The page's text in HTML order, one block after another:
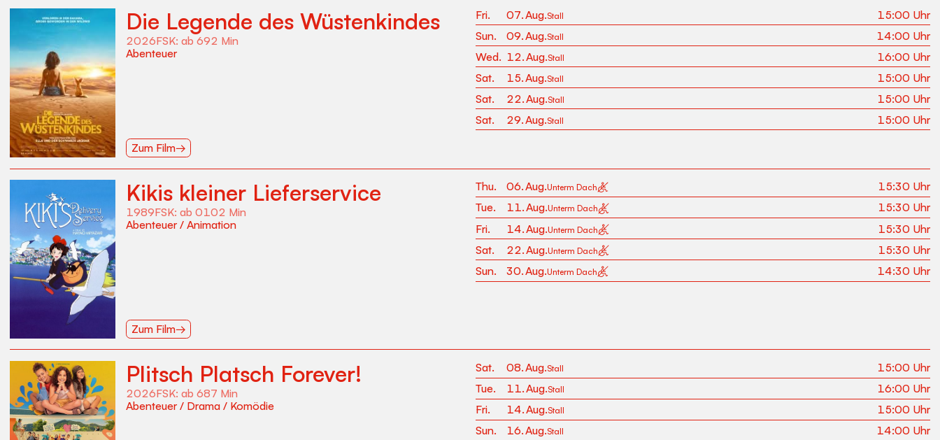
Die Legende des Wüstenkindes
2026FSK: ab 692 Min
Abenteuer
Zum Film→
Fri. 07.Aug.Stall 15:00 Uhr
Sun. 09.Aug.Stall 14:00 Uhr
Wed. 12.Aug.Stall 16:00 Uhr
Sat. 15.Aug.Stall 15:00 Uhr
Sat. 22.Aug.Stall 15:00 Uhr
Sat. 29.Aug.Stall 15:00 Uhr
Kikis kleiner Lieferservice
1989FSK: ab 0102 Min
Abenteuer /Animation
Zum Film→
Thu. 06.Aug.Unterm Dach 15:30 Uhr
Tue. 11.Aug.Unterm Dach 15:30 Uhr
Fri. 14.Aug.Unterm Dach 15:30 Uhr
Sat. 22.Aug.Unterm Dach 15:30 Uhr
Sun. 30.Aug.Unterm Dach 14:30 Uhr
Plitsch Platsch Forever!
2026FSK: ab 687 Min
Abenteuer / Drama / Komödie
Sat. 08.Aug.Stall 15:00 Uhr
Tue. 11.Aug.Stall 16:00 Uhr
Fri. 14.Aug.Stall 15:00 Uhr
Sun. 16.Aug.Stall 14:00 Uhr